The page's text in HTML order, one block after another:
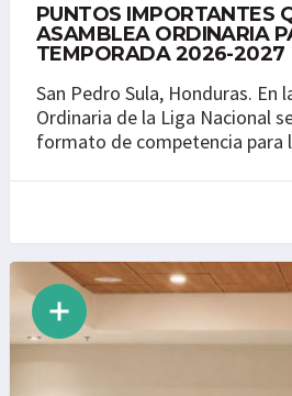
PUNTOS IMPORTANTES
ASAMBLEA ORDINARIA
TEMPORADA 2026-2027
San Pedro Sula, Honduras. En
Ordinaria de la Liga Nacional
formato de competencia para